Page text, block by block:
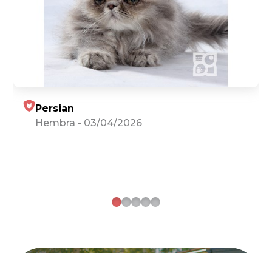
Persian
Hembra - 03/04/2026